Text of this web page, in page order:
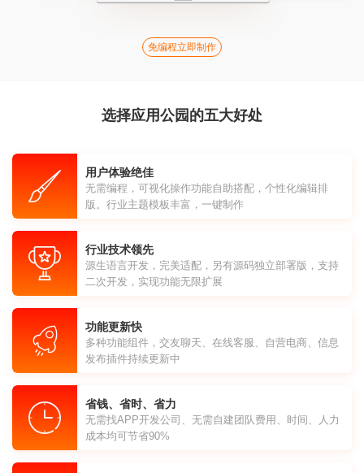
免编程立即制作
选择应用公园的五大好处
用户体验绝佳
无需编程，可视化操作功能自助搭配，个性化编辑排
版。行业主题模板丰富，一键制作
行业技术领先
源生语言开发，完美适配，另有源码独立部署版，支持
二次开发，实现功能无限扩展
功能更新快
多种功能组件，交友聊天、在线客服、自营电商、信息
发布插件持续更新中
省钱、省时、省力
无需找APP开发公司、无需自建团队费用、时间、人力
成本均可节省90%